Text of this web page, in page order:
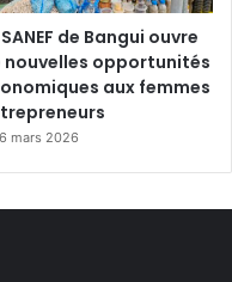
SANEF de Bangui ouvre
nouvelles opportunités
aux femmes
mars 2026